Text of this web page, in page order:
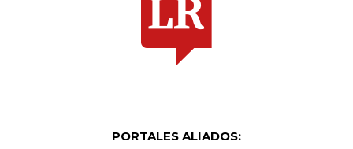
PORTALES ALIADOS: